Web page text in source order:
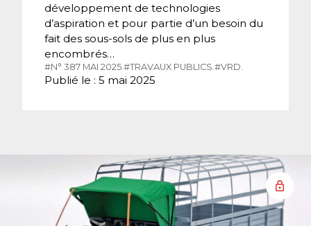
développement de technologies
d’aspiration et pour partie d’un besoin du
fait des sous-sols de plus en plus
encombrés…
#N° 387 MAI 2025. #TRAVAUX PUBLICS. #VRD.
Publié le : 5 mai 2025